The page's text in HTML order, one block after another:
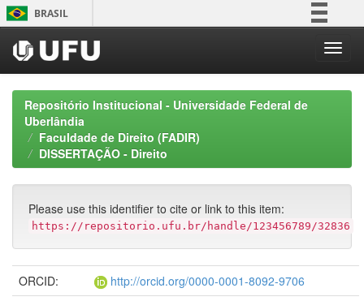
Skip
navigation
BRASIL
Participe
Acesso à informação
Repositório Institucional - Universidade Federal de
Uberlândia
Faculdade de Direito (FADIR)
DISSERTAÇÃO - Direito
Please use this identifier to cite or link to this item:
https://repositorio.ufu.br/handle/123456789/32836
ORCID:
http://orcid.org/0000-0001-8092-9706